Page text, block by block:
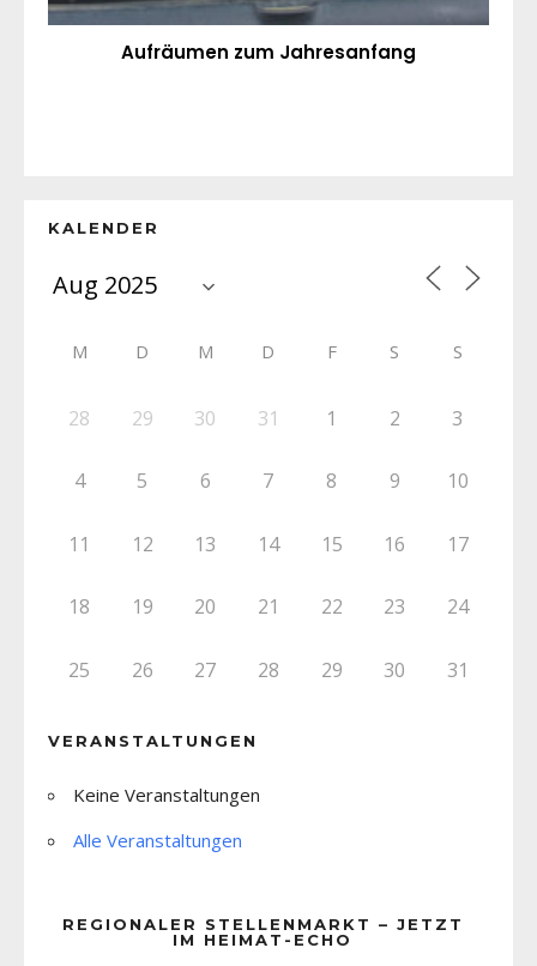
Aufräumen zum Jahresanfang
KALENDER
M D M D F S S
28 29 30 31 1 2 3
4 5 6 7 8 9 10
11 12 13 14 15 16 17
18 19 20 21 22 23 24
25 26 27 28 29 30 31
VERANSTALTUNGEN
Keine Veranstaltungen
Alle Veranstaltungen
REGIONALER STELLENMARKT – JETZT
IM HEIMAT-ECHO